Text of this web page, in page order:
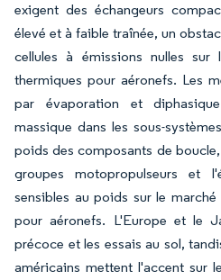
exigent des échangeurs
élevé et à faible traînée, un
cellules à émissions nulles sur
thermiques pour aéronefs. Les
par évaporation et
massique dans les sous-
poids des composants de
groupes motopropulseurs et
sensibles au poids sur le
pour aéronefs. L'Europe et le
précoce et les essais au sol,
américains mettent l'accent sur